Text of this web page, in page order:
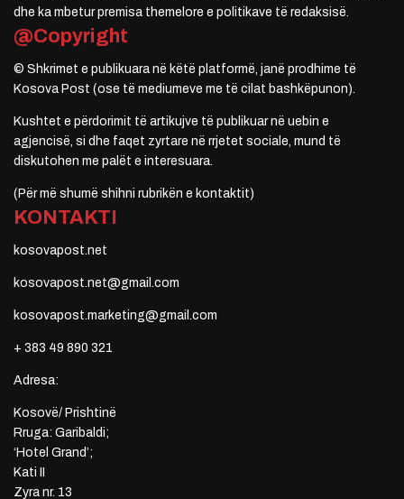
dhe ka mbetur premisa themelore e politikave të redaksisë.
@Copyright
© Shkrimet e publikuara në këtë platformë, janë prodhime të
Kosova Post (ose të mediumeve me të cilat bashkëpunon).
Kushtet e përdorimit të artikujve të publikuar në uebin e
agjencisë, si dhe faqet zyrtare në rrjetet sociale, mund të
diskutohen me palët e interesuara.
(Për më shumë shihni rubrikën e kontaktit)
KONTAKTI
kosovapost.net
kosovapost.net@gmail.com
kosovapost.marketing@gmail.com
+ 383 49 890 321
Adresa:
Kosovë/ Prishtinë
Rruga: Garibaldi;
‘Hotel Grand’;
Kati II
Zyra nr. 13